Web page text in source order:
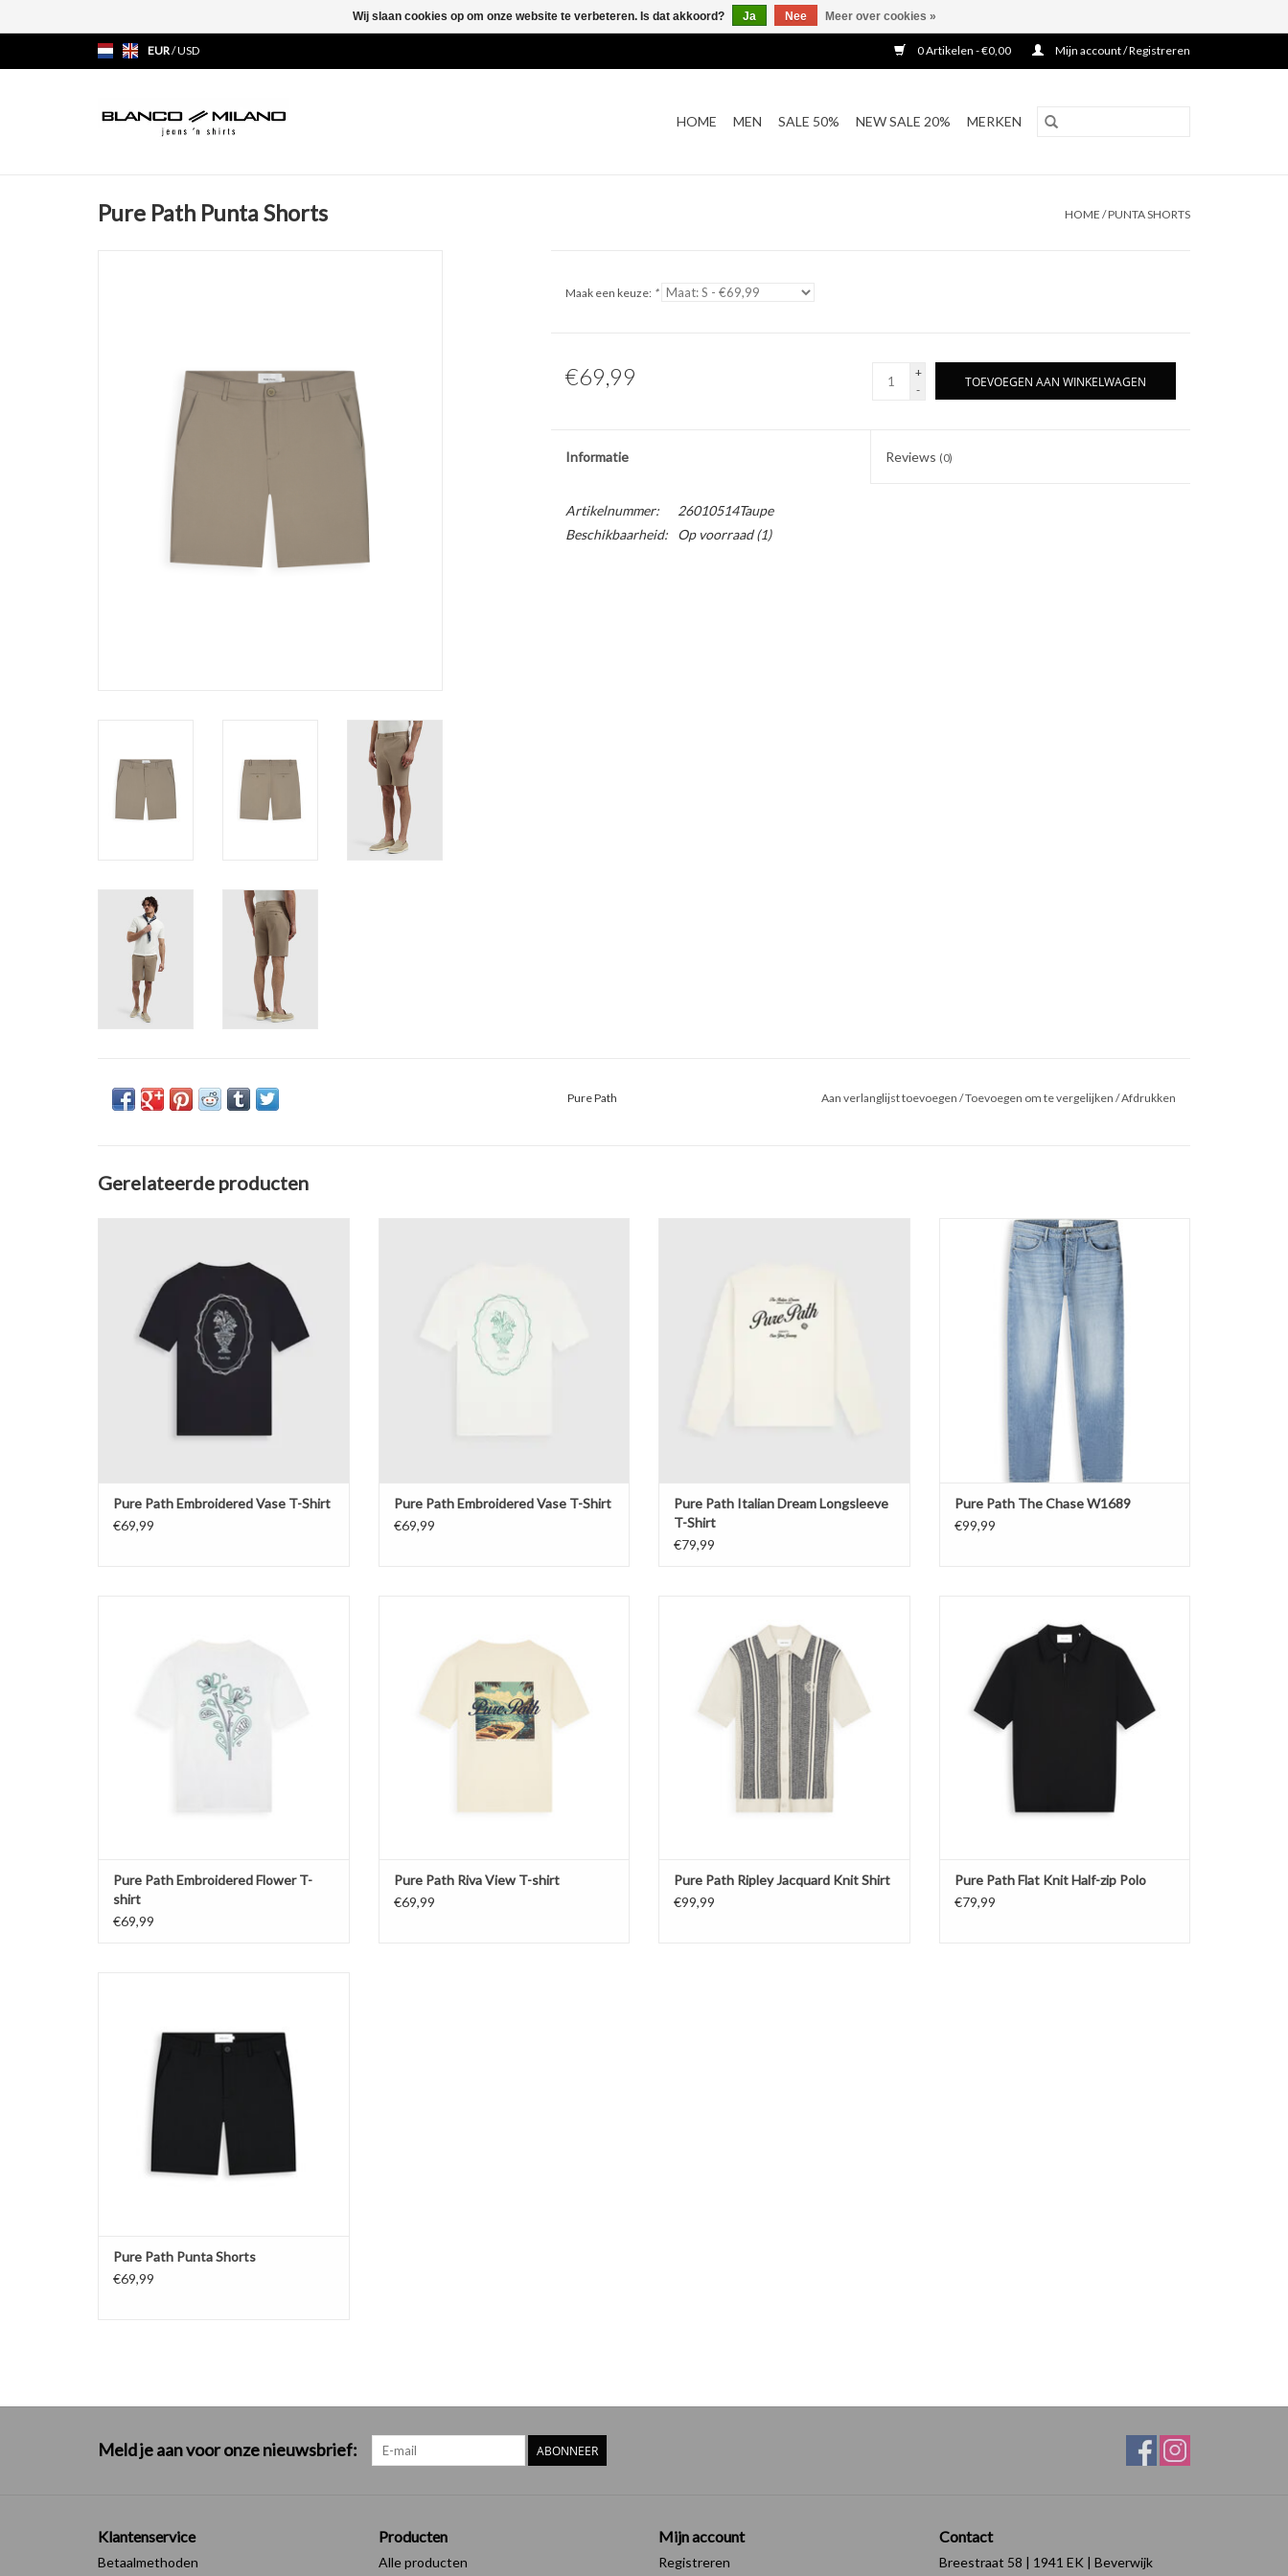
EUR/USD 0 Artikelen - €0,00 Mijn account / Registreren
HOME MEN SALE 50% NEW SALE 20% MERKEN
Pure Path Punta Shorts HOME /PUNTA SHORTS
Maak een keuze: *
€69,99
+
-
TOEVOEGEN AAN WINKELWAGEN
Informatie Reviews (0)
Artikelnummer:
26010514Taupe
Beschikbaarheid:
Op voorraad(1)
Pure Path Aan verlanglijst toevoegen /Toevoegen om te vergelijken /Afdrukken
Gerelateerde producten
Pure Path Embroidered Vase T-Shirt
€69,99
Pure Path Embroidered Vase T-Shirt
€69,99
Pure Path Italian Dream Longsleeve
T-Shirt
€79,99
Pure Path The Chase W1689
TOEVOEGEN AAN WINKELWAGEN
Pure Path The Chase W1689
€99,99
Pure Path Embroidered Flower T-
shirt
€69,99
Pure Path Riva View T-shirt
€69,99
TOEVOEGEN AAN WINKELWAGEN
Pure Path Ripley Jacquard Knit Shirt
€99,99
TOEVOEGEN AAN WINKELWAGEN
Pure Path Flat Knit Half-zip Polo
€79,99
Pure Path Punta Shorts
€69,99
Meld je aan voor onze nieuwsbrief: ABONNEER
Klantenservice
Betaalmethoden
Producten
Alle producten
Mijn account
Registreren
Contact
Breestraat 58 | 1941 EK | Beverwijk
Wij slaan cookies op om onze website te verbeteren. Is dat akkoord? Ja Nee Meer over cookies »